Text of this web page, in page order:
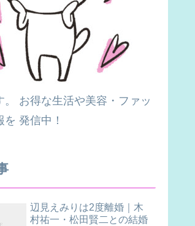
。 お得な生活や美容・ファッ
を 発信中！
辺見えみりは2度離婚｜木
村祐一・松田賢二との結婚